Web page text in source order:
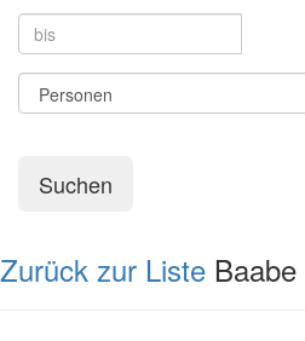
Suchen
Zurück zur Liste Baabe